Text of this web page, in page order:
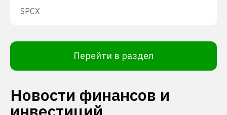
SPCX
Перейти в раздел
Новости финансов и